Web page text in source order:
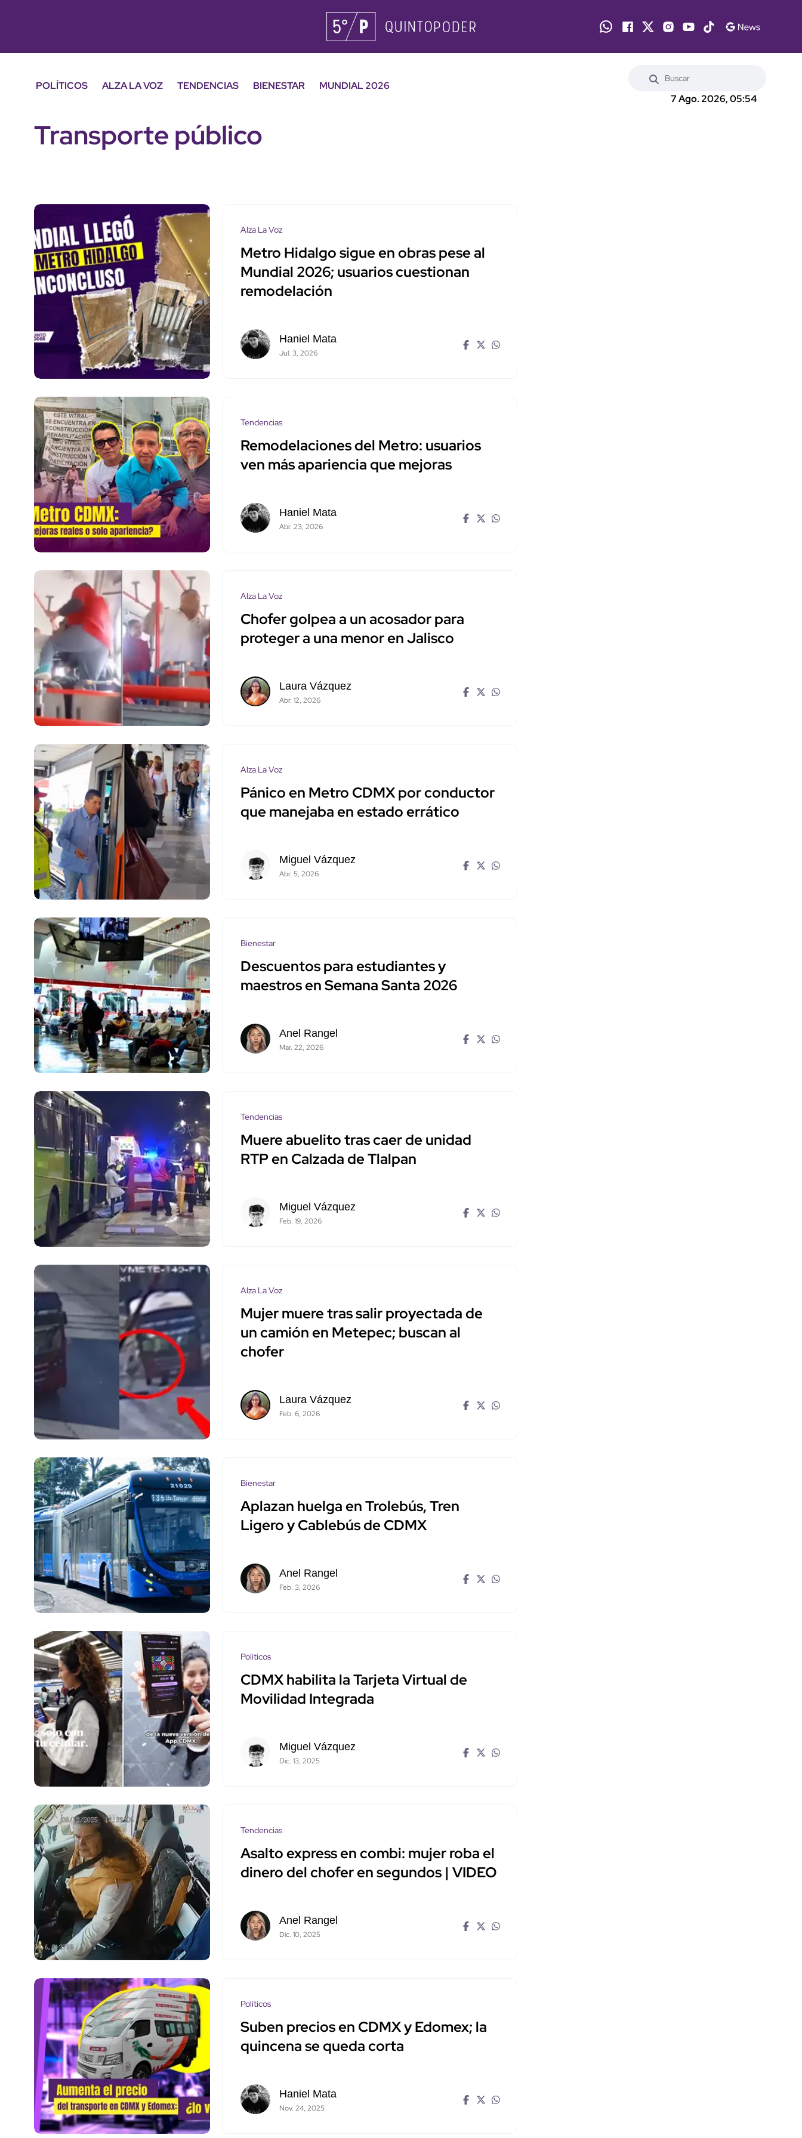
POLÍTICOS ALZA LA VOZ TENDENCIAS BIENESTAR
MUNDIAL 2026
7 Ago. 2026, 05:54
Transporte público
Alza La Voz
Metro Hidalgo sigue en obras pese al
Mundial 2026; usuarios cuestionan
remodelación
Haniel Mata
Jul. 3, 2026
Tendencias
Remodelaciones del Metro: usuarios
ven más apariencia que mejoras
Haniel Mata
Abr. 23, 2026
Alza La Voz
Chofer golpea a un acosador para
proteger a una menor en Jalisco
Laura Vázquez
Abr. 12, 2026
Alza La Voz
Pánico en Metro CDMX por conductor
que manejaba en estado errático
Miguel Vázquez
Abr. 5, 2026
Bienestar
Descuentos para estudiantes y
maestros en Semana Santa 2026
Anel Rangel
Mar. 22, 2026
Tendencias
Muere abuelito tras caer de unidad
RTP en Calzada de Tlalpan
Miguel Vázquez
Feb. 19, 2026
Alza La Voz
Mujer muere tras salir proyectada de
un camión en Metepec; buscan al
chofer
Laura Vázquez
Feb. 6, 2026
Bienestar
Aplazan huelga en Trolebús, Tren
Ligero y Cablebús de CDMX
Anel Rangel
Feb. 3, 2026
Políticos
CDMX habilita la Tarjeta Virtual de
Movilidad Integrada
Miguel Vázquez
Dic. 13, 2025
Tendencias
Asalto express en combi: mujer roba el
dinero del chofer en segundos | VIDEO
Anel Rangel
Dic. 10, 2025
Políticos
Suben precios en CDMX y Edomex; la
quincena se queda corta
Haniel Mata
Nov. 24, 2025